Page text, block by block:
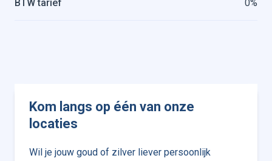
BTW tarief 0%
Kom langs op één van onze
locaties
Wil je jouw goud of zilver liever persoonlijk